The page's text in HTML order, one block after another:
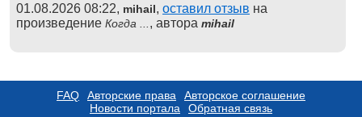
01.08.2026 08:22, mihail, оставил отзыв на
произведение Когда ... , автора mihail
FAQ Авторские права
Авторское соглашение
Новости портала
Обратная связь